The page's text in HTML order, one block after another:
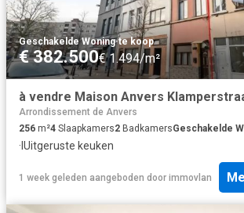
Geschakelde Woning·te koop
€ 382.500€ 1.494/m²
à vendre Maison Anvers
Arrondissement de Anvers
256 m²4 Slaapkamers2 BadkamersGeschakelde
· IUitgeruste keuken
1 week geleden aangeboden door immovlan